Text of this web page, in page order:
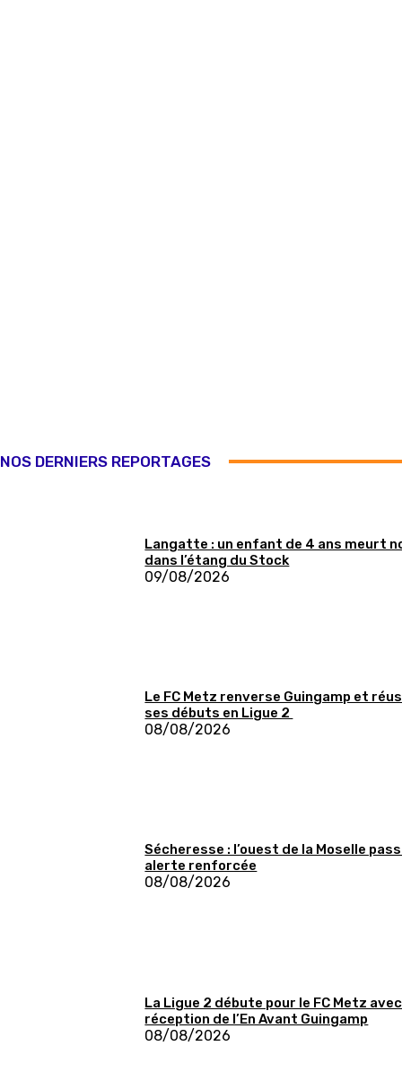
NOS DERNIERS REPORTAGES
Langatte : un enfant de 4 ans meurt
dans l’étang du Stock
09/08/2026
Le FC Metz renverse Guingamp et
ses débuts en Ligue 2
08/08/2026
Sécheresse : l’ouest de la Moselle
alerte renforcée
08/08/2026
La Ligue 2 débute pour le FC Metz
réception de l’En Avant Guingamp
08/08/2026